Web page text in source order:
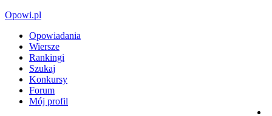
Opowi.pl
Opowiadania
Wiersze
Rankingi
Szukaj
Konkursy
Forum
Mój profil